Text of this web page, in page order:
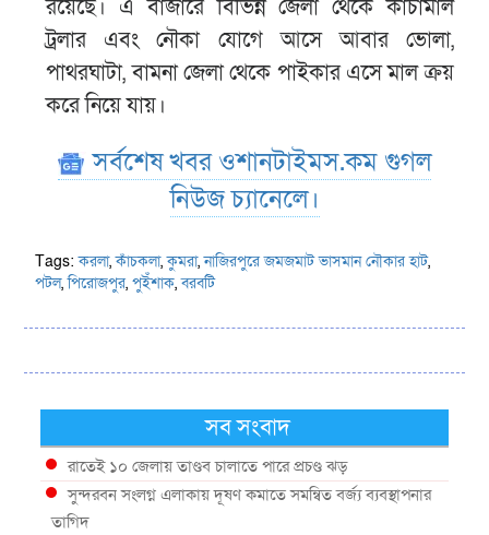
রয়েছে। এ বাজারে বিভিন্ন জেলা থেকে কাচাঁমাল
ট্রলার এবং নৌকা যোগে আসে আবার ভোলা,
পাথরঘাটা, বামনা জেলা থেকে পাইকার এসে মাল ক্রয়
করে নিয়ে যায়।
সর্বশেষ খবর ওশানটাইমস.কম গুগল
নিউজ চ্যানেলে।
Tags:করলা,কাঁচকলা,কুমরা,নাজিরপুরে জমজমাট ভাসমান নৌকার হাট,
পটল,পিরোজপুর,পুইঁশাক,বরবটি
সব সংবাদ
রাতেই ১০ জেলায় তাণ্ডব চালাতে পারে প্রচণ্ড ঝড়
সুন্দরবন সংলগ্ন এলাকায় দূষণ কমাতে সমন্বিত বর্জ্য ব্যবস্থাপনার
তাগিদ